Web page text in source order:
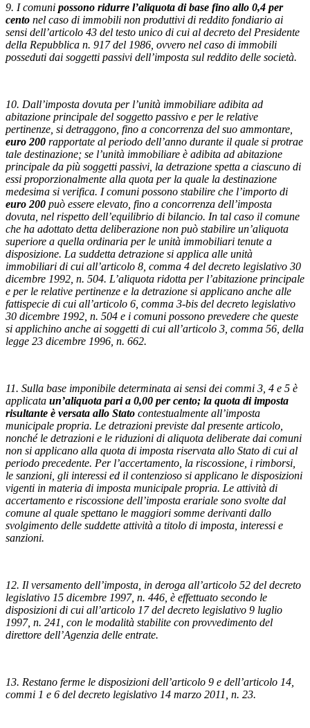
9. I comuni possono ridurre l’aliquota di base fino allo 0,4 per
cento nel caso di immobili non produttivi di reddito fondiario ai
sensi dell’articolo 43 del testo unico di cui al decreto del Presidente
della Repubblica n. 917 del 1986, ovvero nel caso di immobili
posseduti dai soggetti passivi dell’imposta sul reddito delle società.
10. Dall’imposta dovuta per l’unità immobiliare adibita ad
abitazione principale del soggetto passivo e per le relative
pertinenze, si detraggono, fino a concorrenza del suo ammontare,
euro 200 rapportate al periodo dell’anno durante il quale si protrae
tale destinazione; se l’unità immobiliare è adibita ad abitazione
principale da più soggetti passivi, la detrazione spetta a ciascuno di
essi proporzionalmente alla quota per la quale la destinazione
medesima si verifica. I comuni possono stabilire che l’importo di
euro 200 può essere elevato, fino a concorrenza dell’imposta
dovuta, nel rispetto dell’equilibrio di bilancio. In tal caso il comune
che ha adottato detta deliberazione non può stabilire un’aliquota
superiore a quella ordinaria per le unità immobiliari tenute a
disposizione. La suddetta detrazione si applica alle unità
immobiliari di cui all’articolo 8, comma 4 del decreto legislativo 30
dicembre 1992, n. 504. L’aliquota ridotta per l’abitazione principale
e per le relative pertinenze e la detrazione si applicano anche alle
fattispecie di cui all’articolo 6, comma 3-bis del decreto legislativo
30 dicembre 1992, n. 504 e i comuni possono prevedere che queste
si applichino anche ai soggetti di cui all’articolo 3, comma 56, della
legge 23 dicembre 1996, n. 662.
11. Sulla base imponibile determinata ai sensi dei commi 3, 4 e 5 è
applicata un’aliquota pari a 0,00 per cento; la quota di imposta
risultante è versata allo Stato contestualmente all’imposta
municipale propria. Le detrazioni previste dal presente articolo,
nonché le detrazioni e le riduzioni di aliquota deliberate dai comuni
non si applicano alla quota di imposta riservata allo Stato di cui al
periodo precedente. Per l’accertamento, la riscossione, i rimborsi,
le sanzioni, gli interessi ed il contenzioso si applicano le disposizioni
vigenti in materia di imposta municipale propria. Le attività di
accertamento e riscossione dell’imposta erariale sono svolte dal
comune al quale spettano le maggiori somme derivanti dallo
svolgimento delle suddette attività a titolo di imposta, interessi e
sanzioni.
12. Il versamento dell’imposta, in deroga all’articolo 52 del decreto
legislativo 15 dicembre 1997, n. 446, è effettuato secondo le
disposizioni di cui all’articolo 17 del decreto legislativo 9 luglio
1997, n. 241, con le modalità stabilite con provvedimento del
direttore dell’Agenzia delle entrate.
13. Restano ferme le disposizioni dell’articolo 9 e dell’articolo 14,
commi 1 e 6 del decreto legislativo 14 marzo 2011, n. 23.